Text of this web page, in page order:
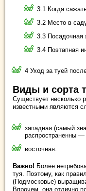
3.1 Когда
3.2 Место в
3.3 Посадочная
3.4 Поэтапная
4 Уход за туей
Виды и сорта
Существует несколько
известными являются
западная (самый
распространенны —
восточная.
Важно! Более
туя. Поэтому, как
(Подмосковье)
Впрочем, она отлично